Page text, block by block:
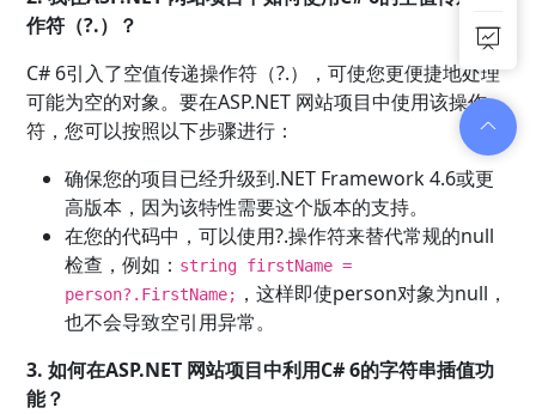
作符（?.）？
C# 6引入了空值传递操作符（?.），可使您更便捷地处理
可能为空的对象。要在ASP.NET 网站项目中使用该操作
符，您可以按照以下步骤进行：
确保您的项目已经升级到.NET Framework 4.6或更
高版本，因为该特性需要这个版本的支持。
在您的代码中，可以使用?.操作符来替代常规的null
检查，例如： string firstName =
person?.FirstName; ，这样即使person对象为null，
也不会导致空引用异常。
3. 如何在ASP.NET 网站项目中利用C# 6的字符串插值功
能？